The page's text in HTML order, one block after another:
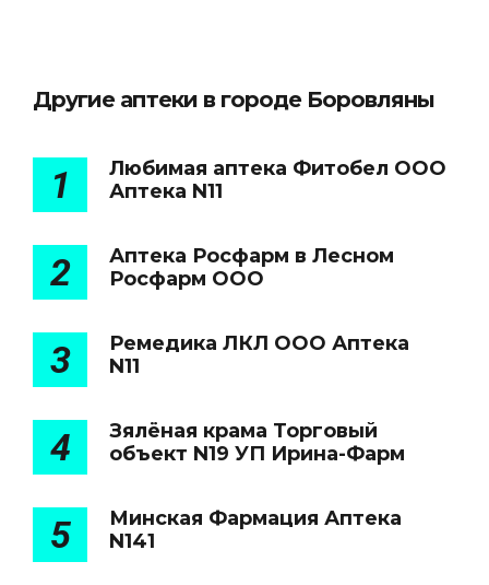
Другие аптеки в городе Боровляны
1
Любимая аптека Фитобел ООО
Аптека N11
2
Аптека Росфарм в Лесном
Росфарм ООО
3
Ремедика ЛКЛ ООО Аптека
N11
4
Зялёная крама Торговый
объект N19 УП Ирина-Фарм
5
Минская Фармация Аптека
N141